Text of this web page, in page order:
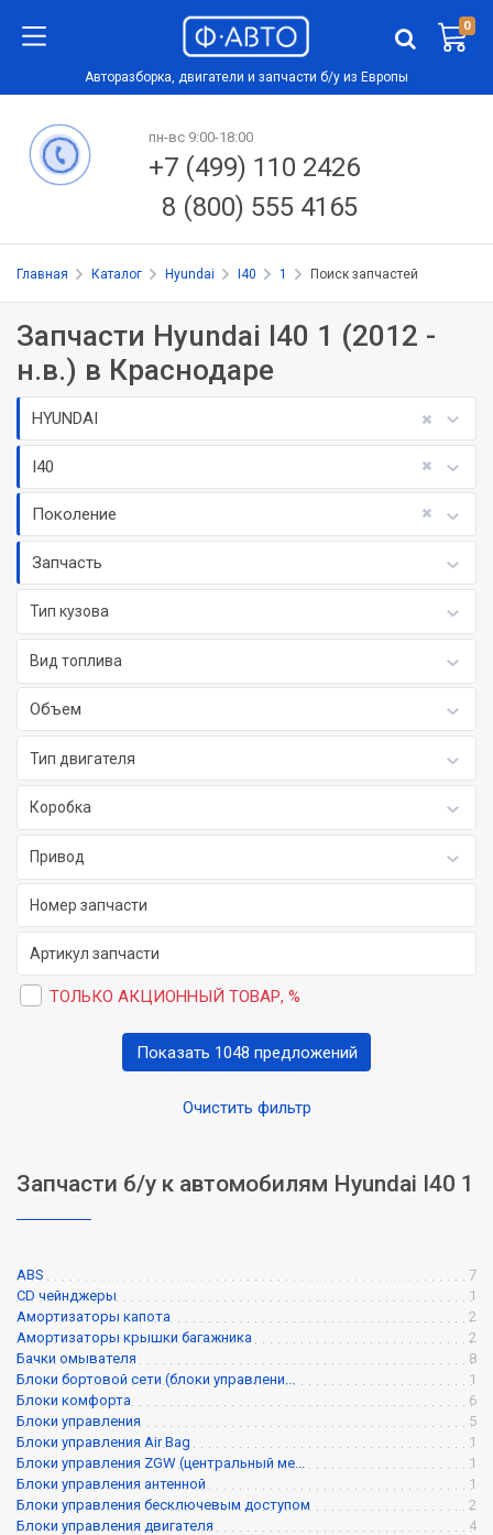
0
Авторазборка, двигатели и запчасти б/у из Европы
пн-вс 9:00-18:00
+7 (499) 110 2426
8 (800) 555 4165
Главная Каталог Hyundai I40 1 Поиск запчастей
Запчасти Hyundai I40 1 (2012 -
н.в.) в Краснодаре
HYUNDAI
I40
Поколение
Запчасть
Тип кузова
Вид топлива
Объем
Тип двигателя
Коробка
Привод
ТОЛЬКО АКЦИОННЫЙ ТОВАР, %
Очистить фильтр
Показать 1048 предложений
Запчасти б/у к автомобилям Hyundai I40 1
ABS
7
CD чейнджеры
1
Амортизаторы капота
2
Амортизаторы крышки багажника
2
Бачки омывателя
8
Блоки бортовой сети (блоки управлени...
1
Блоки комфорта
6
Блоки управления
5
Блоки управления Air Bag
1
Блоки управления ZGW (центральный ме...
1
Блоки управления антенной
1
Блоки управления бесключевым доступом
2
Блоки управления двигателя
4